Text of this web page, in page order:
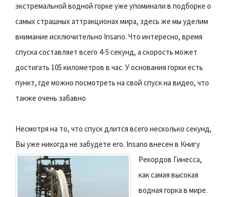
экстремальной водной горке уже упоминали в подборке о
самых страшных аттракционах мира, здесь же мы уделим
внимание исключительно Insano. Что интересно, время
спуска составляет всего 4-5 секунд, а скорость может
достигать 105 километров в час. У основания горки есть
пункт, где можно посмотреть на свой спуск на видео, что
также очень забавно
Несмотря на то, что спуск длится всего несколько секунд,
Вы уже никогда не забудете его. Insano внесен в Книгу
Рекордов Гинесса,
как самая высокая
водная горка в мире.